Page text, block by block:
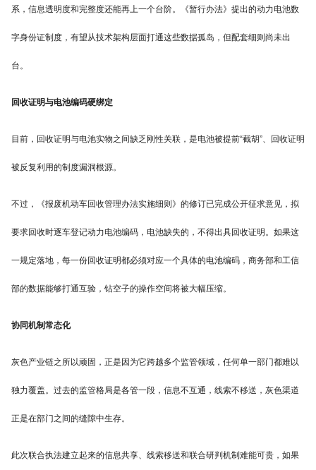
系，信息透明度和完整度还能再上一个台阶。《暂行办法》提出的动力电池数
字身份证制度，有望从技术架构层面打通这些数据孤岛，但配套细则尚未出
台。
回收证明与电池编码硬绑定
目前，回收证明与电池实物之间缺乏刚性关联，是电池被提前“截胡”、回收证明
被反复利用的制度漏洞根源。
不过，《报废机动车回收管理办法实施细则》的修订已完成公开征求意见，拟
要求回收时逐车登记动力电池编码，电池缺失的，不得出具回收证明。如果这
一规定落地，每一份回收证明都必须对应一个具体的电池编码，商务部和工信
部的数据能够打通互验，钻空子的操作空间将被大幅压缩。
协同机制常态化
灰色产业链之所以顽固，正是因为它跨越多个监管领域，任何单一部门都难以
独力覆盖。过去的监管格局是各管一段，信息不互通，线索不移送，灰色渠道
正是在部门之间的缝隙中生存。
此次联合执法建立起来的信息共享、线索移送和联合研判机制难能可贵，如果